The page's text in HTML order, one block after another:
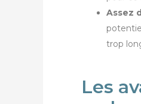
Assez
trop
Les